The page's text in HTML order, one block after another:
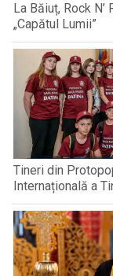
La Băiuț, Rock
„Capătul Lumii”
Tineri din
Internațională a